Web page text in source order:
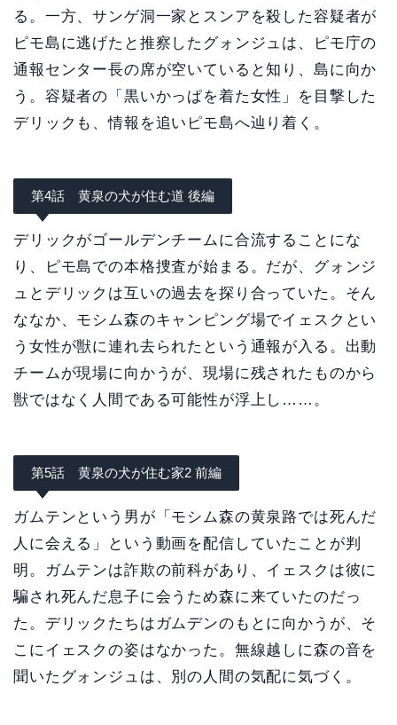
る。一方、サンゲ洞一家とスンアを殺した容疑者が
ピモ島に逃げたと推察したグォンジュは、ピモ庁の
通報センター長の席が空いていると知り、島に向か
う。容疑者の「黒いかっぱを着た女性」を目撃した
デリックも、情報を追いピモ島へ辿り着く。
第4話 黄泉の犬が住む道 後編
デリックがゴールデンチームに合流することにな
り、ピモ島での本格捜査が始まる。だが、グォンジ
ュとデリックは互いの過去を探り合っていた。そん
ななか、モシム森のキャンピング場でイェスクとい
う女性が獣に連れ去られたという通報が入る。出動
チームが現場に向かうが、現場に残されたものから
獣ではなく人間である可能性が浮上し……。
第5話 黄泉の犬が住む家2 前編
ガムテンという男が「モシム森の黄泉路では死んだ
人に会える」という動画を配信していたことが判
明。ガムテンは詐欺の前科があり、イェスクは彼に
騙され死んだ息子に会うため森に来ていたのだっ
た。デリックたちはガムデンのもとに向かうが、そ
こにイェスクの姿はなかった。無線越しに森の音を
聞いたグォンジュは、別の人間の気配に気づく。